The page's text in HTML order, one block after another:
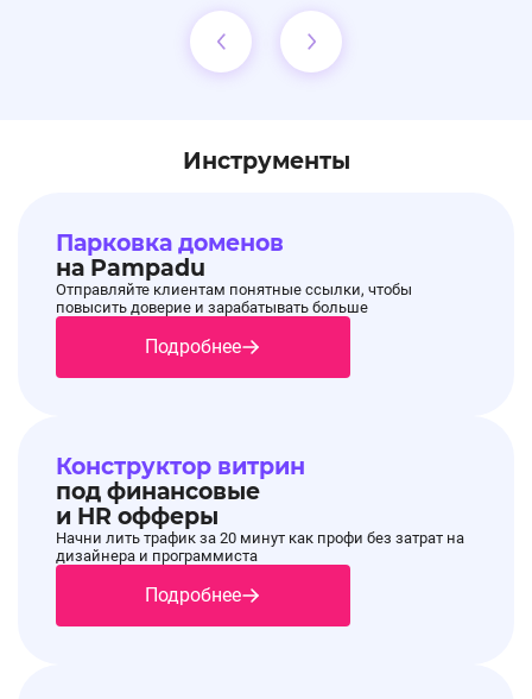
Инструменты
Парковка доменов
на Pampadu
Отправляйте клиентам понятные ссылки, чтобы
повысить доверие и зарабатывать больше
Подробнее
Конструктор витрин
под финансовые
и HR офферы
Начни лить трафик за 20 минут как профи без затрат на
дизайнера и программиста
Подробнее